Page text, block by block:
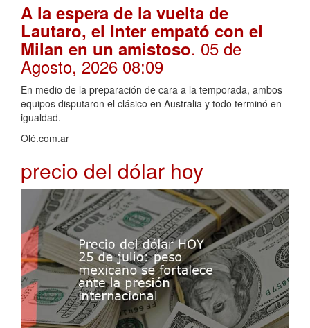
A la espera de la vuelta de
Lautaro, el Inter empató con el
Milan en un amistoso. 05 de
Agosto, 2026 08:09
En medio de la preparación de cara a la temporada, ambos
equipos disputaron el clásico en Australia y todo terminó en
igualdad.
Olé.com.ar
precio del dólar hoy